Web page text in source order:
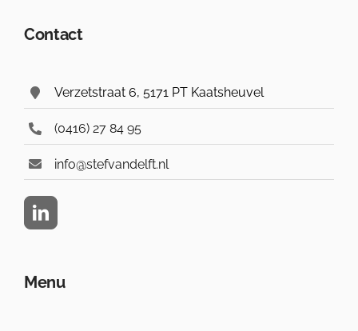
Contact
Verzetstraat 6, 5171 PT Kaatsheuvel
(0416) 27 84 95
info@stefvandelft.nl
Menu